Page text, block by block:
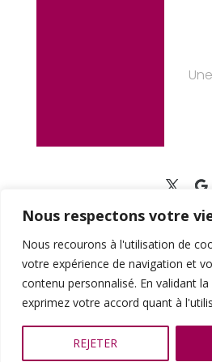
Nous respectons votre
Nous recourons à l'utilisation de
votre expérience de navigation et v
contenu personnalisé. En validant la
exprimez votre accord quant à l'util
REJETER
Crus
2013 – 2023 © Tous Droits